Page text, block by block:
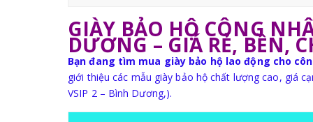
GIÀY BẢO HỘ CÔNG
DƯƠNG – GIÁ RẺ, BỀN,
Bạn đang tìm mua giày bảo hộ lao động cho
giới thiệu các mẫu giày bảo hộ chất lượng cao, giá
VSIP 2 – Bình Dương,).